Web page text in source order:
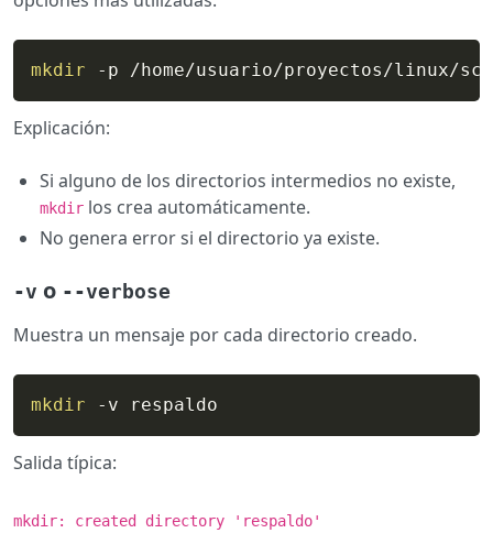
mkdir -p /home/usuario/proyectos/linux/
Explicación:
Si alguno de los directorios intermedios no existe,
mkdir los crea automáticamente.
No genera error si el directorio ya existe.
-v o --verbose
Muestra un mensaje por cada directorio creado.
mkdir -v respaldo
Salida típica:
mkdir: created directory 'respaldo'